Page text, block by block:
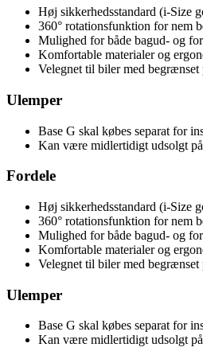
Høj sikkerhedsstandard (i-Size
360° rotationsfunktion for nem
Mulighed for både bagud- og
Komfortable materialer og
Velegnet til biler med begrænset
Ulemper
Base G skal købes separat for
Kan være midlertidigt udsolgt
Fordele
Høj sikkerhedsstandard (i-Size
360° rotationsfunktion for nem
Mulighed for både bagud- og
Komfortable materialer og
Velegnet til biler med begrænset
Ulemper
Base G skal købes separat for
Kan være midlertidigt udsolgt